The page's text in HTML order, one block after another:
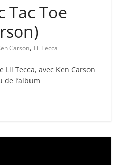
Tac Toe
Carson, Lil Tecca
Lil Tecca, avec Ken Carson
de l’album